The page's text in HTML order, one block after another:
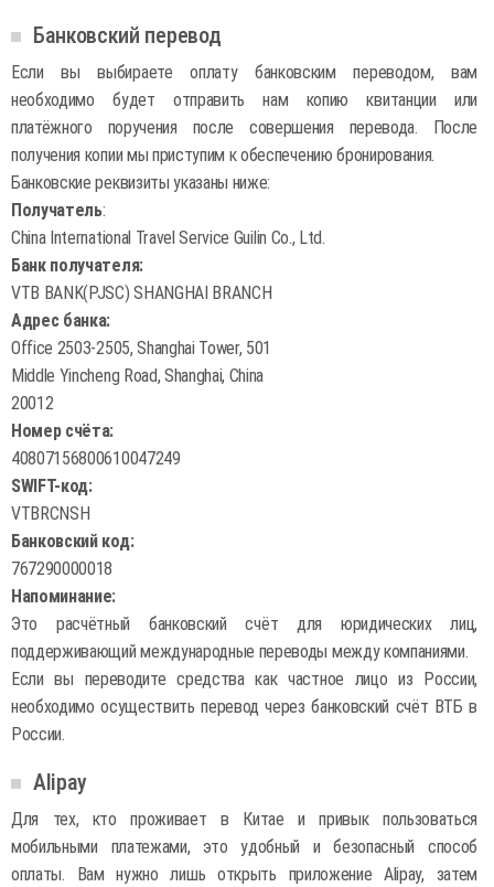
Банковский перевод
Если вы выбираете оплату банковским переводом, вам
необходимо будет отправить нам копию квитанции или
платёжного поручения после совершения перевода. После
получения копии мы приступим к обеспечению бронирования.
Банковские реквизиты указаны ниже:
Получатель:
China International Travel Service Guilin Co., Ltd.
Банк получателя:
VTB BANK(PJSC) SHANGHAI BRANCH
Адрес банка:
Office 2503-2505, Shanghai Tower, 501
Middle Yincheng Road, Shanghai, China
20012
Номер счёта:
40807156800610047249
SWIFT-код:
VTBRCNSH
Банковский код:
767290000018
Напоминание:
Это расчётный банковский счёт для юридических лиц,
поддерживающий международные переводы между компаниями.
Если вы переводите средства как частное лицо из России,
необходимо осуществить перевод через банковский счёт ВТБ в
России.
Alipay
Для тех, кто проживает в Китае и привык пользоваться
мобильными платежами, это удобный и безопасный способ
оплаты. Вам нужно лишь открыть приложение Alipay, затем